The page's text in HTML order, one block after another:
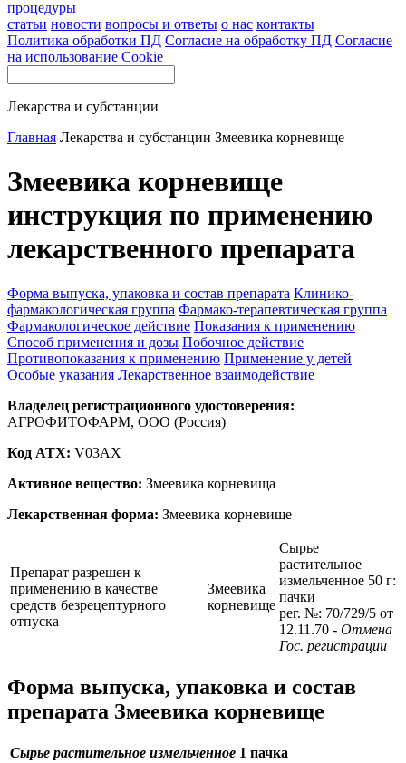
процедуры
статьи новости вопросы и ответы о нас контакты
Политика обработки ПД Согласие на обработку ПД Согласие
на использование Cookie
Лекарства и субстанции
Главная Лекарства и субстанции Змеевика корневище
Змеевика корневище
инструкция по применению
лекарственного препарата
Форма выпуска, упаковка и состав препарата Клинико-
фармакологическая группа Фармако-терапевтическая группа
Фармакологическое действие Показания к применению
Способ применения и дозы Побочное действие
Противопоказания к применению Применение у детей
Особые указания Лекарственное взаимодействие
Владелец регистрационного удостоверения:
АГРОФИТОФАРМ, ООО (Россия)
Код ATX: V03AX
Активное вещество: Змеевика корневища
Лекарственная форма: Змеевика корневище
Препарат разрешен к
применению в качестве
средств безрецептурного
отпуска
Змеевика
корневище
Сырье
растительное
измельченное 50 г:
пачки
рег. №: 70/729/5 от
12.11.70 - Отмена
Гос. регистрации
Форма выпуска, упаковка и состав
препарата Змеевика корневище
Сырье растительное измельченное 1 пачка